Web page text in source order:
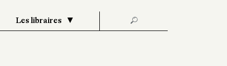
Les libraires 🔎